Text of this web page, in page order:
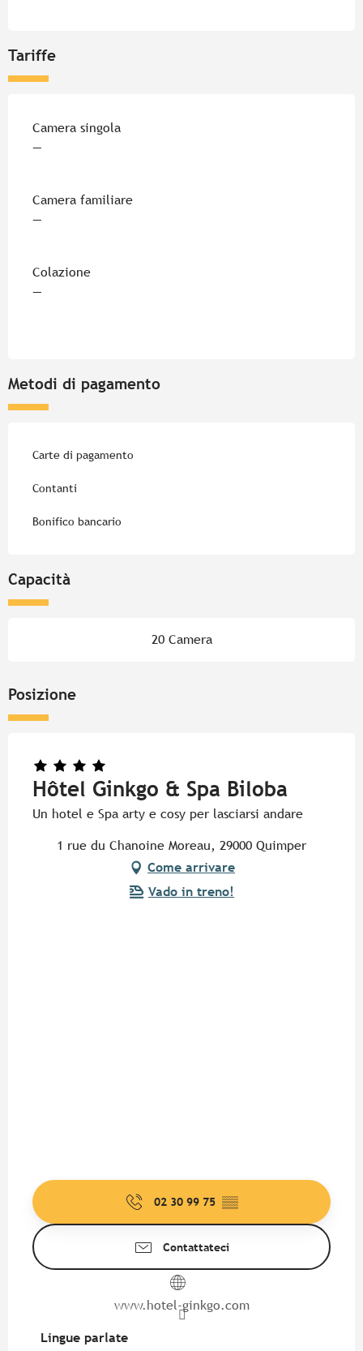
Tariffe
Tariffe 2026
Camera singola
—
Camera familiare
—
Colazione
—
Metodi di pagamento
Carte di pagamento
Contanti
Bonifico bancario
Capacità
20 Camera
Posizione
Hôtel Ginkgo & Spa Biloba
Un hotel e Spa arty e cosy per lasciarsi andare
1 rue du Chanoine Moreau, 29000 Quimper
Come arrivare
Vado in treno!
02 30 99 75 ▒▒
Contattateci
www.hotel-ginkgo.com
Lingue parlate
Lingue parlate